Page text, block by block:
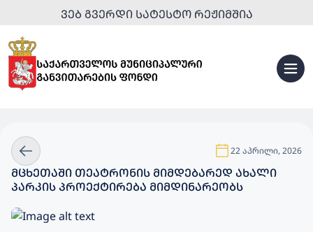
ᲕᲔᲑ ᲒᲕᲔᲠᲓᲘ ᲡᲐᲢᲔᲡᲢᲝ ᲠᲔᲟᲘᲛᲨᲘᲐ
22 აპრილი, 2026
ᲛᲪᲮᲔᲗᲐᲨᲘ ᲗᲔᲐᲢᲠᲝᲜᲘᲡ ᲛᲘᲛᲓᲔᲑᲐᲠᲔᲓ ᲐᲮᲐᲚᲘ
ᲞᲐᲠᲙᲘᲡ ᲞᲠᲝᲔᲥᲢᲘᲠᲔᲑᲐ ᲛᲘᲛᲓᲘᲜᲐᲠᲔᲝᲑᲡ